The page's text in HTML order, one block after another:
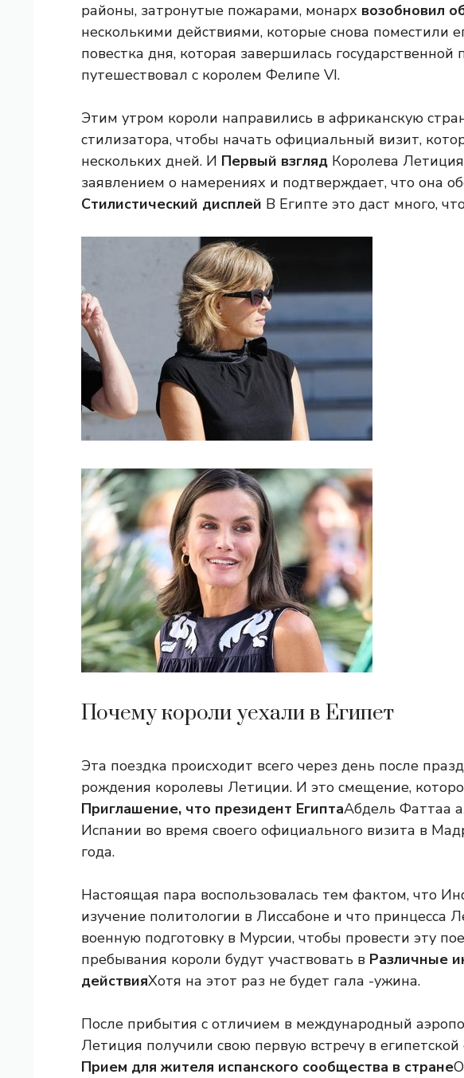
районы, затронутые пожарами, монарх возобновил
несколькими действиями, которые снова поместили
повестка дня, которая завершилась государственной
путешествовал с королем Фелипе VI.
Этим утром короли направились в африканскую
стилизатора, чтобы начать официальный визит,
нескольких дней. И Первый взгляд Королева
заявлением о намерениях и подтверждает, что она
Стилистический дисплей В Египте это даст много,
Почему короли уехали в Египет
Эта поездка происходит всего через день после
рождения королевы Летиции. И это смещение,
Приглашение, что президент ЕгиптаАбдель Фаттаа
Испании во время своего официального визита в
года.
Настоящая пара воспользовалась тем фактом, что
изучение политологии в Лиссабоне и что принцесса
военную подготовку в Мурсии, чтобы провести эту
пребывания короли будут участвовать в Различные
действияХотя на этот раз не будет гала -ужина.
После прибытия с отличием в международный
Летиция получили свою первую встречу в
Прием для жителя испанского сообщества в стране